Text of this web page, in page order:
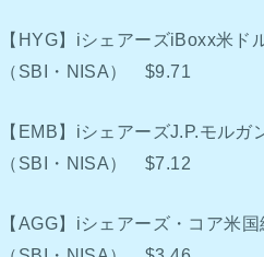
【HYG】iシェアーズiBoxx米ド
（SBI・NISA） $9.71
【EMB】iシェアーズJ.P.モル
（SBI・NISA） $7.12
【AGG】iシェアーズ・コア米